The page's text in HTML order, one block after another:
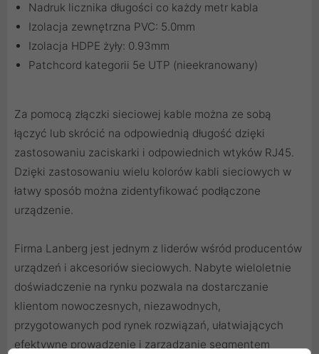
Nadruk licznika długości co każdy metr kabla
Izolacja zewnętrzna PVC: 5.0mm
Izolacja HDPE żyły: 0.93mm
Patchcord kategorii 5e UTP (nieekranowany)
Za pomocą złączki sieciowej kable można ze sobą
łączyć lub skrócić na odpowiednią długość dzięki
zastosowaniu zaciskarki i odpowiednich wtyków RJ45.
Dzięki zastosowaniu wielu kolorów kabli sieciowych w
łatwy sposób można zidentyfikować podłączone
urządzenie.
Firma Lanberg jest jednym z liderów wśród producentów
urządzeń i akcesoriów sieciowych. Nabyte wieloletnie
doświadczenie na rynku pozwala na dostarczanie
klientom nowoczesnych, niezawodnych,
przygotowanych pod rynek rozwiązań, ułatwiających
efektywne prowadzenie i zarządzanie segmentem